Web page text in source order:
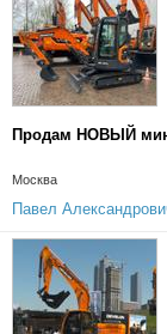
Продам НОВЫЙ
Москва
Павел